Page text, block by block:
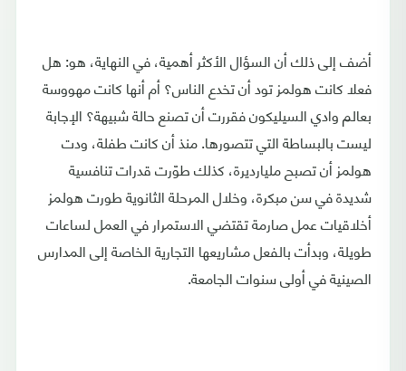
أضف إلى ذلك أن السؤال الأكثر أهمية، في النهاية، هو: هل
فعلا كانت هولمز تود أن تخدع الناس؟ أم أنها كانت مهووسة
بعالم وادي السيليكون فقررت أن تصنع حالة شبيهة؟ الإجابة
ليست بالبساطة التي تتصورها. منذ أن كانت طفلة، ودت
هولمز أن تصبح مليارديرة، كذلك طوّرت قدرات تنافسية
شديدة في سن مبكرة، وخلال المرحلة الثانوية طورت هولمز
أخلاقيات عمل صارمة تقتضي الاستمرار في العمل لساعات
طويلة، وبدأت بالفعل مشاريعها التجارية الخاصة إلى المدارس
الصينية في أولى سنوات الجامعة.